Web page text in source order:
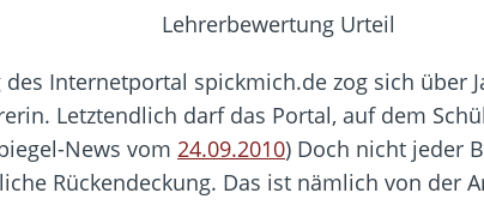
die Handynummer unsichtbar – Die Benutzernamen kommen
aktive Phishing-Plattform „Kratos“ – Hunderttausende Opfer
Verbraucher gestärkt – Gerichtsurteil zu Apple
Internetportal spickmich.de zog sich über
Letztendlich darf das Portal, auf dem
News vom 24.09.2010) Doch nicht jeder
Rückendeckung. Das ist nämlich von der